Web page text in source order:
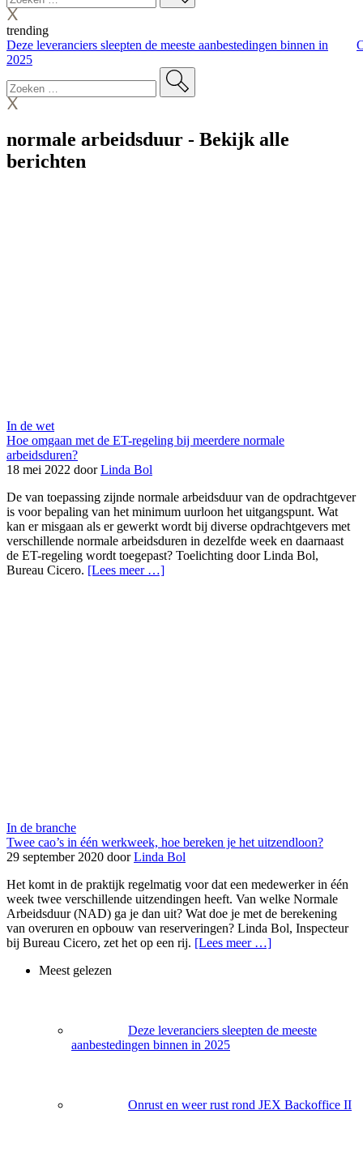
trending
Deze leveranciers sleepten de meeste aanbestedingen binnen in
2025
normale arbeidsduur - Bekijk alle
berichten
In de wet
Hoe omgaan met de ET-regeling bij meerdere normale
arbeidsduren?
18 mei 2022 doorLinda Bol
De van toepassing zijnde normale arbeidsduur van de opdrachtgever
is voor bepaling van het minimum uurloon het uitgangspunt. Wat
kan er misgaan als er gewerkt wordt bij diverse opdrachtgevers met
verschillende normale arbeidsduren in dezelfde week en daarnaast
de ET-regeling wordt toegepast? Toelichting door Linda Bol,
Bureau Cicero. [Lees meer …]
In de branche
Twee cao’s in één werkweek, hoe bereken je het uitzendloon?
29 september 2020 doorLinda Bol
Het komt in de praktijk regelmatig voor dat een medewerker in één
week twee verschillende uitzendingen heeft. Van welke Normale
Arbeidsduur (NAD) ga je dan uit? Wat doe je met de berekening
van overuren en opbouw van reserveringen? Linda Bol, Inspecteur
bij Bureau Cicero, zet het op een rij. [Lees meer …]
Meest gelezen
Deze leveranciers sleepten de meeste
aanbestedingen binnen in 2025
Onrust en weer rust rond JEX Backoffice II